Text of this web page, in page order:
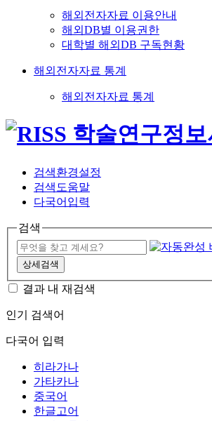
해외전자자료 이용안내
해외DB별 이용권한
대학별 해외DB 구독현황
해외전자자료 통계
해외전자자료 통계
검색환경설정
검색도움말
다국어입력
검색
상세검색
결과 내 재검색
인기 검색어
다국어 입력
히라가나
가타카나
중국어
한글고어